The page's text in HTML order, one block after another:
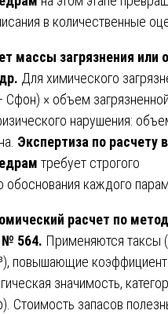
в количественные
массы загрязнения или
Для химического
Сфон) × объем
нарушения:
Экспертиза по расчету
требует строгого
обоснования каждого
расчет по
№ 564. Применяются таксы
повышающие
значимость,
Стоимость запасов